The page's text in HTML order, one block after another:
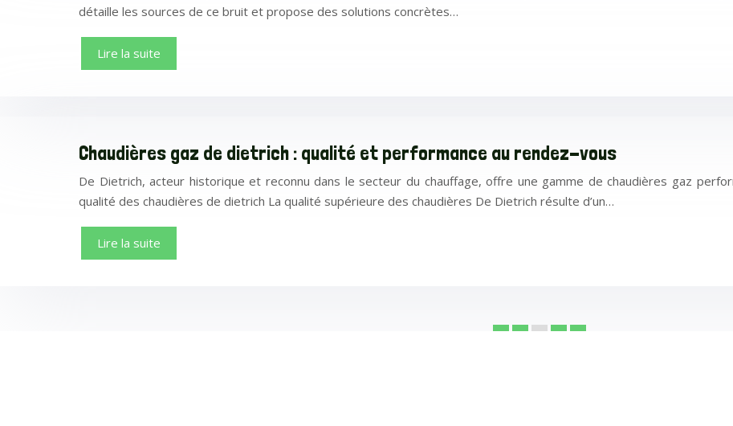
détaille les sources de ce bruit et propose des solutions concrètes…
Lire la suite
Chaudières gaz de dietrich : qualité et performance au rendez-vous
De Dietrich, acteur historique et reconnu dans le secteur du chauffage, offre une gamme de chaudières gaz
qualité des chaudières de dietrich La qualité supérieure des chaudières De Dietrich résulte d’un…
Lire la suite
1 2 3 4 5